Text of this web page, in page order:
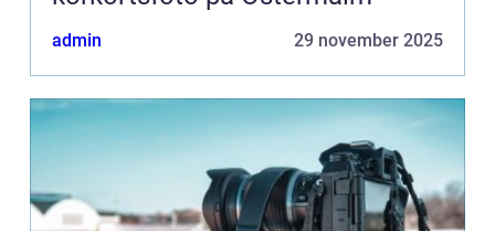
admin 29 november 2025